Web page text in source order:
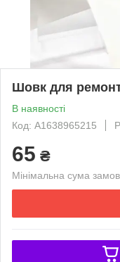
Шовк для
В наявності
Код: A1638965215
65 ₴
Мінімальна сума